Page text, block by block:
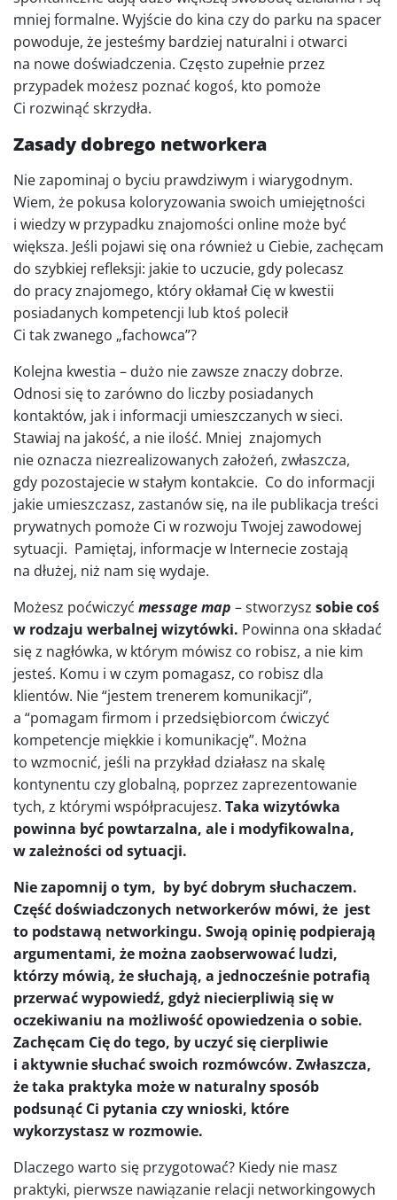
mniej formalne. Wyjście do kina czy do parku na spacer
powoduje, że jesteśmy bardziej naturalni i otwarci
na nowe doświadczenia. Często zupełnie przez
przypadek możesz poznać kogoś, kto pomoże
Ci rozwinąć skrzydła.
Zasady dobrego networkera
Nie zapominaj o byciu prawdziwym i wiarygodnym.
Wiem, że pokusa koloryzowania swoich umiejętności
i wiedzy w przypadku znajomości online może być
większa. Jeśli pojawi się ona również u Ciebie, zachęcam
do szybkiej refleksji: jakie to uczucie, gdy polecasz
do pracy znajomego, który okłamał Cię w kwestii
posiadanych kompetencji lub ktoś polecił
Ci tak zwanego „fachowca”?
Kolejna kwestia – dużo nie zawsze znaczy dobrze.
Odnosi się to zarówno do liczby posiadanych
kontaktów, jak i informacji umieszczanych w sieci.
Stawiaj na jakość, a nie ilość. Mniej znajomych
nie oznacza niezrealizowanych założeń, zwłaszcza,
gdy pozostajecie w stałym kontakcie. Co do informacji
jakie umieszczasz, zastanów się, na ile publikacja treści
prywatnych pomoże Ci w rozwoju Twojej zawodowej
sytuacji. Pamiętaj, informacje w Internecie zostają
na dłużej, niż nam się wydaje.
Możesz poćwiczyć message map – stworzysz sobie coś
w rodzaju werbalnej wizytówki. Powinna ona składać
się z nagłówka, w którym mówisz co robisz, a nie kim
jesteś. Komu i w czym pomagasz, co robisz dla
klientów. Nie “jestem trenerem komunikacji”,
a “pomagam firmom i przedsiębiorcom ćwiczyć
kompetencje miękkie i komunikację”. Można
to wzmocnić, jeśli na przykład działasz na skalę
kontynentu czy globalną, poprzez zaprezentowanie
tych, z którymi współpracujesz. Taka wizytówka
powinna być powtarzalna, ale i modyfikowalna,
w zależności od sytuacji.
Nie zapomnij o tym, by być dobrym słuchaczem.
Część doświadczonych networkerów mówi, że jest
to podstawą networkingu. Swoją opinię podpierają
argumentami, że można zaobserwować ludzi,
którzy mówią, że słuchają, a jednocześnie potrafią
przerwać wypowiedź, gdyż niecierpliwią się w
oczekiwaniu na możliwość opowiedzenia o sobie.
Zachęcam Cię do tego, by uczyć się cierpliwie
i aktywnie słuchać swoich rozmówców. Zwłaszcza,
że taka praktyka może w naturalny sposób
podsunąć Ci pytania czy wnioski, które
wykorzystasz w rozmowie.
Dlaczego warto się przygotować? Kiedy nie masz
praktyki, pierwsze nawiązanie relacji networkingowych